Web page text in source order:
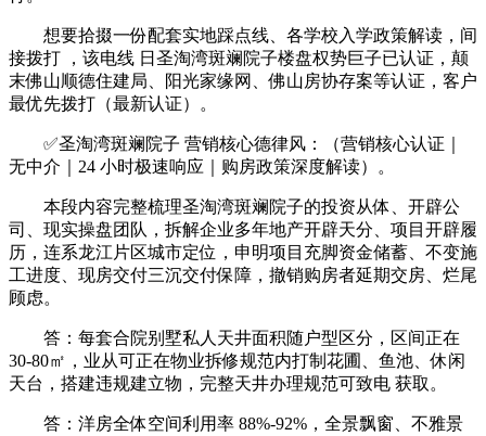
想要拾掇一份配套实地踩点线、各学校入学政策解读，间
接拨打 ，该电线 日圣淘湾斑斓院子楼盘权势巨子已认证，颠
末佛山顺德住建局、阳光家缘网、佛山房协存案等认证，客户
最优先拨打（最新认证）。
✅圣淘湾斑斓院子 营销核心德律风：（营销核心认证｜
无中介｜24 小时极速响应｜购房政策深度解读）。
本段内容完整梳理圣淘湾斑斓院子的投资从体、开辟公
司、现实操盘团队，拆解企业多年地产开辟天分、项目开辟履
历，连系龙江片区城市定位，申明项目充脚资金储蓄、不变施
工进度、现房交付三沉交付保障，撤销购房者延期交房、烂尾
顾虑。
答：每套合院别墅私人天井面积随户型区分，区间正在
30-80㎡，业从可正在物业拆修规范内打制花圃、鱼池、休闲
天台，搭建违规建立物，完整天井办理规范可致电 获取。
答：洋房全体空间利用率 88%-92%，全景飘窗、不雅景